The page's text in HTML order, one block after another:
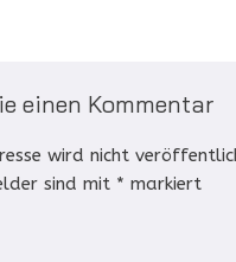
einen Kommentar
wird nicht
sind mit * markiert